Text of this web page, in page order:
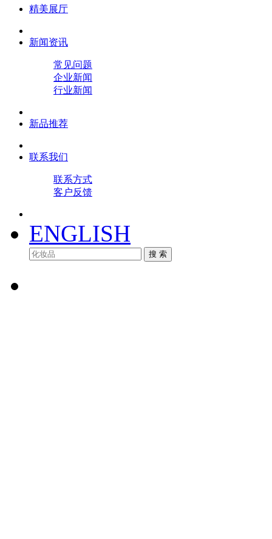
精美展厅
新闻资讯
常见问题
企业新闻
行业新闻
新品推荐
联系我们
联系方式
客户反馈
ENGLISH